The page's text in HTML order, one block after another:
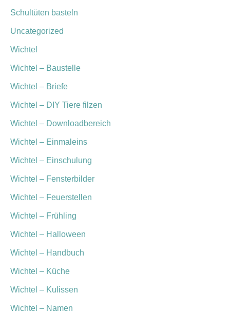
Schultüten basteln
Uncategorized
Wichtel
Wichtel – Baustelle
Wichtel – Briefe
Wichtel – DIY Tiere filzen
Wichtel – Downloadbereich
Wichtel – Einmaleins
Wichtel – Einschulung
Wichtel – Fensterbilder
Wichtel – Feuerstellen
Wichtel – Frühling
Wichtel – Halloween
Wichtel – Handbuch
Wichtel – Küche
Wichtel – Kulissen
Wichtel – Namen